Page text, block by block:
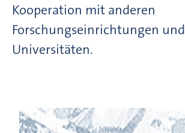
Kooperation mit anderen
Forschungseinrichtungen und
Universitäten.